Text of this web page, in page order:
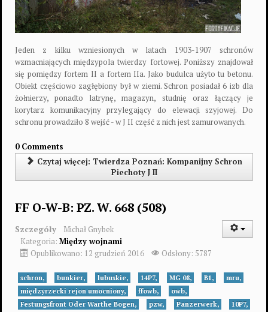
Jeden z kilku wzniesionych w latach 1903-1907 schronów
wzmacniających międzypola twierdzy fortowej. Poniższy znajdował
się pomiędzy fortem II a fortem IIa. Jako budulca użyto tu betonu.
Obiekt częściowo zagłębiony był w ziemi. Schron posiadał 6 izb dla
żołnierzy, ponadto latrynę, magazyn, studnię oraz łączący je
korytarz komunikacyjny przylegający do elewacji szyjowej. Do
schronu prowadziło 8 wejść - w J II część z nich jest zamurowanych.
0 Comments
Czytaj więcej: Twierdza Poznań: Kompanijny Schron
Piechoty J II
FF O-W-B: PZ. W. 668 (508)
Szczegóły
Michał Gnybek
Kategoria: Między wojnami
Opublikowano: 12 grudzień 2016
Odsłony: 5787
schron, bunkier, lubuskie, 14P7, MG 08, B1,
mru,
międzyrzecki rejon umocniony,
ffowb,
owb,
Festungsfront Oder Warthe Bogen,
pzw, Panzerwerk,
10P7,